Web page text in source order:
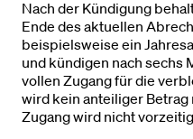
Nach der Kündigung
Ende des aktuellen
beispielsweise ein
und kündigen nach sechs
vollen Zugang für die
wird kein anteiliger
Zugang wird nicht